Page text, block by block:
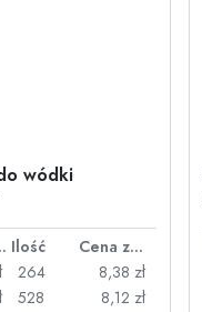
wódki
Ilość
Cena za sztukę
264
8,38 zł
528
8,12 zł